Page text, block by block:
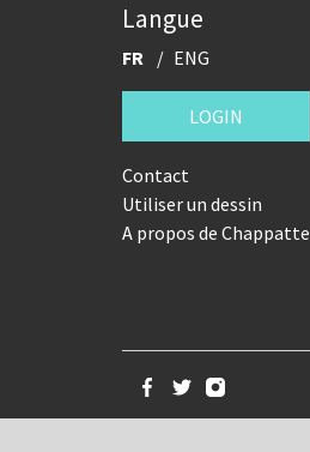
Langue
FR ENG
LOGIN
Contact
Utiliser un dessin
A propos de Chappatte